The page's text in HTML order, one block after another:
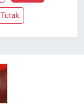
Tutak